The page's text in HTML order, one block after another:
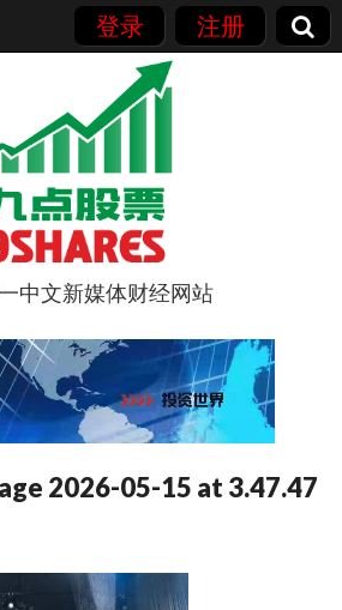
登录 注册
中文新媒体财经网站
2026-05-15 at 3.47.47